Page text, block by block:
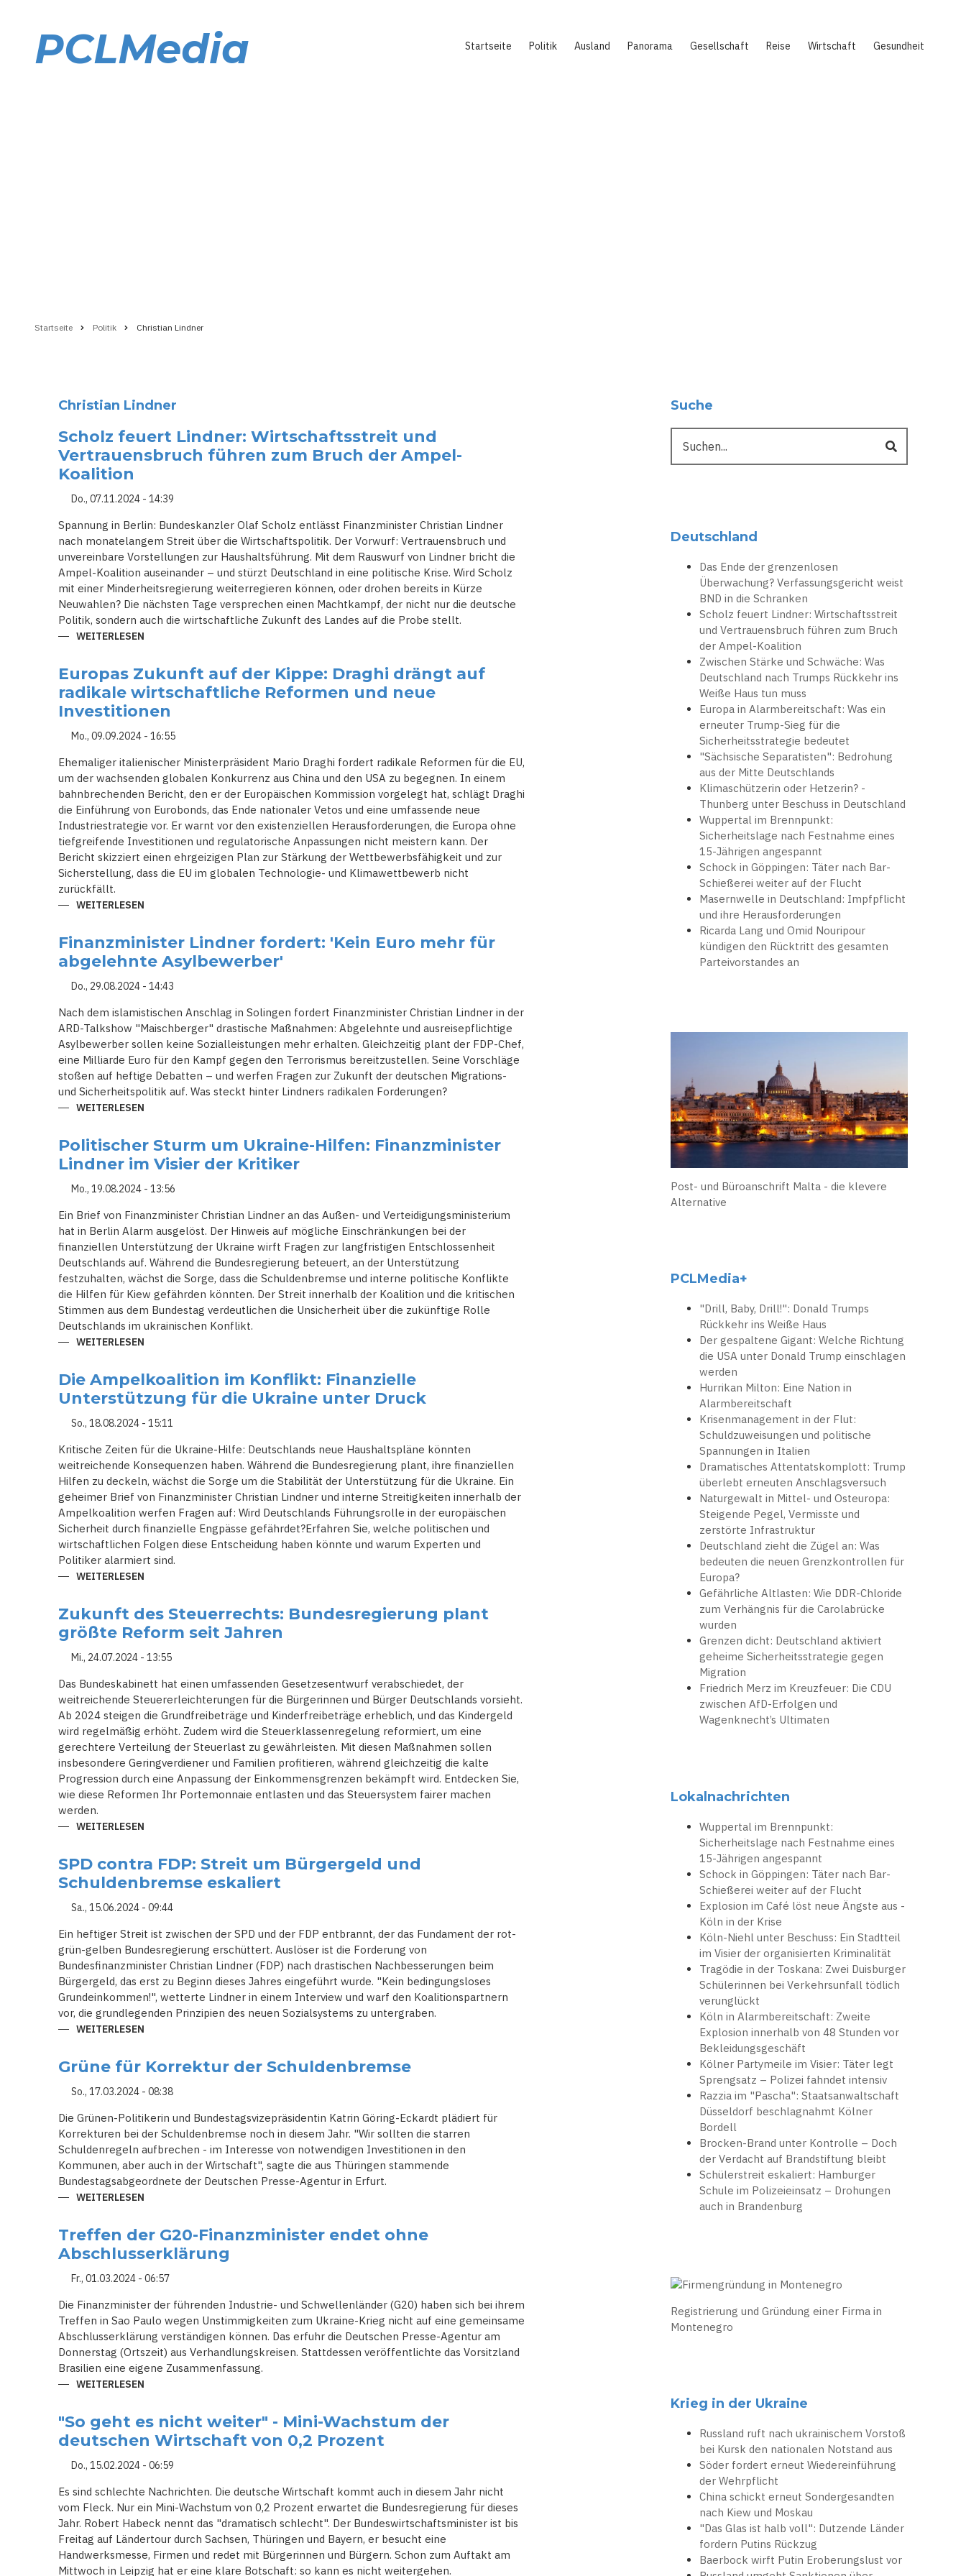
PCLMedia Startseite Politik Ausland Panorama Gesellschaft Reise Wirtschaft Gesundheit
Startseite Politik Christian Lindner
Christian Lindner
Scholz feuert Lindner: Wirtschaftsstreit und
Vertrauensbruch führen zum Bruch der Ampel-
Koalition
Do., 07.11.2024 - 14:39
Spannung in Berlin: Bundeskanzler Olaf Scholz entlässt Finanzminister Christian Lindner
nach monatelangem Streit über die Wirtschaftspolitik. Der Vorwurf: Vertrauensbruch und
unvereinbare Vorstellungen zur Haushaltsführung. Mit dem Rauswurf von Lindner bricht die
Ampel-Koalition auseinander – und stürzt Deutschland in eine politische Krise. Wird Scholz
mit einer Minderheitsregierung weiterregieren können, oder drohen bereits in Kürze
Neuwahlen? Die nächsten Tage versprechen einen Machtkampf, der nicht nur die deutsche
Politik, sondern auch die wirtschaftliche Zukunft des Landes auf die Probe stellt.
WEITERLESEN
LINDNER:
WIRTSCHAFTSSTREIT
UND
VERTRAUENSBRUCH
FÜHREN
ZUM
DER
KOALITION
Europas Zukunft auf der Kippe: Draghi drängt auf
radikale wirtschaftliche Reformen und neue
Investitionen
Mo., 09.09.2024 - 16:55
Ehemaliger italienischer Ministerpräsident Mario Draghi fordert radikale Reformen für die EU,
um der wachsenden globalen Konkurrenz aus China und den USA zu begegnen. In einem
bahnbrechenden Bericht, den er der Europäischen Kommission vorgelegt hat, schlägt Draghi
die Einführung von Eurobonds, das Ende nationaler Vetos und eine umfassende neue
Industriestrategie vor. Er warnt vor den existenziellen Herausforderungen, die Europa ohne
tiefgreifende Investitionen und regulatorische Anpassungen nicht meistern kann. Der
Bericht skizziert einen ehrgeizigen Plan zur Stärkung der Wettbewerbsfähigkeit und zur
Sicherstellung, dass die EU im globalen Technologie- und Klimawettbewerb nicht
zurückfällt.
WEITERLESEN
AUF
DER
KIPPE:
DRAGHI
AUF
WIRTSCHAFTLICHE
REFORMEN
UND
NEUE
INVESTITIONEN
Finanzminister Lindner fordert: 'Kein Euro mehr für
abgelehnte Asylbewerber'
Do., 29.08.2024 - 14:43
Nach dem islamistischen Anschlag in Solingen fordert Finanzminister Christian Lindner in der
ARD-Talkshow "Maischberger" drastische Maßnahmen: Abgelehnte und ausreisepflichtige
Asylbewerber sollen keine Sozialleistungen mehr erhalten. Gleichzeitig plant der FDP-Chef,
eine Milliarde Euro für den Kampf gegen den Terrorismus bereitzustellen. Seine Vorschläge
stoßen auf heftige Debatten – und werfen Fragen zur Zukunft der deutschen Migrations-
und Sicherheitspolitik auf. Was steckt hinter Lindners radikalen Forderungen?
WEITERLESEN
FORDERT:
'KEIN
EURO
MEHR
ABGELEHNTE
Politischer Sturm um Ukraine-Hilfen: Finanzminister
Lindner im Visier der Kritiker
Mo., 19.08.2024 - 13:56
Ein Brief von Finanzminister Christian Lindner an das Außen- und Verteidigungsministerium
hat in Berlin Alarm ausgelöst. Der Hinweis auf mögliche Einschränkungen bei der
finanziellen Unterstützung der Ukraine wirft Fragen zur langfristigen Entschlossenheit
Deutschlands auf. Während die Bundesregierung beteuert, an der Unterstützung
festzuhalten, wächst die Sorge, dass die Schuldenbremse und interne politische Konflikte
die Hilfen für Kiew gefährden könnten. Der Streit innerhalb der Koalition und die kritischen
Stimmen aus dem Bundestag verdeutlichen die Unsicherheit über die zukünftige Rolle
Deutschlands im ukrainischen Konflikt.
WEITERLESEN
UM
UKRAINE-
HILFEN:
FINANZMINISTER
IM
DER
KRITIKER
Die Ampelkoalition im Konflikt: Finanzielle
Unterstützung für die Ukraine unter Druck
So., 18.08.2024 - 15:11
Kritische Zeiten für die Ukraine-Hilfe: Deutschlands neue Haushaltspläne könnten
weitreichende Konsequenzen haben. Während die Bundesregierung plant, ihre finanziellen
Hilfen zu deckeln, wächst die Sorge um die Stabilität der Unterstützung für die Ukraine. Ein
geheimer Brief von Finanzminister Christian Lindner und interne Streitigkeiten innerhalb der
Ampelkoalition werfen Fragen auf: Wird Deutschlands Führungsrolle in der europäischen
Sicherheit durch finanzielle Engpässe gefährdet?Erfahren Sie, welche politischen und
wirtschaftlichen Folgen diese Entscheidung haben könnte und warum Experten und
Politiker alarmiert sind.
WEITERLESEN
KONFLIKT:
FINANZIELLE
UNTERSTÜTZUNG
DIE
UNTER
DRUCK
Zukunft des Steuerrechts: Bundesregierung plant
größte Reform seit Jahren
Mi., 24.07.2024 - 13:55
Das Bundeskabinett hat einen umfassenden Gesetzesentwurf verabschiedet, der
weitreichende Steuererleichterungen für die Bürgerinnen und Bürger Deutschlands vorsieht.
Ab 2024 steigen die Grundfreibeträge und Kinderfreibeträge erheblich, und das Kindergeld
wird regelmäßig erhöht. Zudem wird die Steuerklassenregelung reformiert, um eine
gerechtere Verteilung der Steuerlast zu gewährleisten. Mit diesen Maßnahmen sollen
insbesondere Geringverdiener und Familien profitieren, während gleichzeitig die kalte
Progression durch eine Anpassung der Einkommensgrenzen bekämpft wird. Entdecken Sie,
wie diese Reformen Ihr Portemonnaie entlasten und das Steuersystem fairer machen
werden.
WEITERLESEN
STEUERRECHTS:
BUNDESREGIERUNG
PLANT
GRÖSSTE R
EIT J
SPD contra FDP: Streit um Bürgergeld und
Schuldenbremse eskaliert
Sa., 15.06.2024 - 09:44
Ein heftiger Streit ist zwischen der SPD und der FDP entbrannt, der das Fundament der rot-
grün-gelben Bundesregierung erschüttert. Auslöser ist die Forderung von
Bundesfinanzminister Christian Lindner (FDP) nach drastischen Nachbesserungen beim
Bürgergeld, das erst zu Beginn dieses Jahres eingeführt wurde. "Kein bedingungsloses
Grundeinkommen!", wetterte Lindner in einem Interview und warf den Koalitionspartnern
vor, die grundlegenden Prinzipien des neuen Sozialsystems zu untergraben.
WEITERLESEN
FDP:
STREIT
BÜRGERGELD
UND
ESKALIERT
Grüne für Korrektur der Schuldenbremse
So., 17.03.2024 - 08:38
Die Grünen-Politikerin und Bundestagsvizepräsidentin Katrin Göring-Eckardt plädiert für
Korrekturen bei der Schuldenbremse noch in diesem Jahr. "Wir sollten die starren
Schuldenregeln aufbrechen - im Interesse von notwendigen Investitionen in den
Kommunen, aber auch in der Wirtschaft", sagte die aus Thüringen stammende
Bundestagsabgeordnete der Deutschen Presse-Agentur in Erfurt.
WEITERLESEN
KORREKTUR
DER
SCHULDENBREMSE
Treffen der G20-Finanzminister endet ohne
Abschlusserklärung
Fr., 01.03.2024 - 06:57
Die Finanzminister der führenden Industrie- und Schwellenländer (G20) haben sich bei ihrem
Treffen in Sao Paulo wegen Unstimmigkeiten zum Ukraine-Krieg nicht auf eine gemeinsame
Abschlusserklärung verständigen können. Das erfuhr die Deutschen Presse-Agentur am
Donnerstag (Ortszeit) aus Verhandlungskreisen. Stattdessen veröffentlichte das Vorsitzland
Brasilien eine eigene Zusammenfassung.
WEITERLESEN
FINANZMINISTER
ENDET
OHNE
"So geht es nicht weiter" - Mini-Wachstum der
deutschen Wirtschaft von 0,2 Prozent
Do., 15.02.2024 - 06:59
Es sind schlechte Nachrichten. Die deutsche Wirtschaft kommt auch in diesem Jahr nicht
vom Fleck. Nur ein Mini-Wachstum von 0,2 Prozent erwartet die Bundesregierung für dieses
Jahr. Robert Habeck nennt das "dramatisch schlecht". Der Bundeswirtschaftsminister ist bis
Freitag auf Ländertour durch Sachsen, Thüringen und Bayern, er besucht eine
Handwerksmesse, Firmen und redet mit Bürgerinnen und Bürgern. Schon zum Auftakt am
Mittwoch in Leipzig hat er eine klare Botschaft: so kann es nicht weitergehen.
Suche
Deutschland
Das Ende der grenzenlosen
Überwachung? Verfassungsgericht weist
BND in die Schranken
Scholz feuert Lindner: Wirtschaftsstreit
und Vertrauensbruch führen zum Bruch
der Ampel-Koalition
Zwischen Stärke und Schwäche: Was
Deutschland nach Trumps Rückkehr ins
Weiße Haus tun muss
Europa in Alarmbereitschaft: Was ein
erneuter Trump-Sieg für die
Sicherheitsstrategie bedeutet
"Sächsische Separatisten": Bedrohung
aus der Mitte Deutschlands
Klimaschützerin oder Hetzerin? -
Thunberg unter Beschuss in Deutschland
Wuppertal im Brennpunkt:
Sicherheitslage nach Festnahme eines
15-Jährigen angespannt
Schock in Göppingen: Täter nach Bar-
Schießerei weiter auf der Flucht
Masernwelle in Deutschland: Impfpflicht
und ihre Herausforderungen
Ricarda Lang und Omid Nouripour
kündigen den Rücktritt des gesamten
Parteivorstandes an
Post- und Büroanschrift Malta - die klevere
Alternative
PCLMedia+
"Drill, Baby, Drill!": Donald Trumps
Rückkehr ins Weiße Haus
Der gespaltene Gigant: Welche Richtung
die USA unter Donald Trump einschlagen
werden
Hurrikan Milton: Eine Nation in
Alarmbereitschaft
Krisenmanagement in der Flut:
Schuldzuweisungen und politische
Spannungen in Italien
Dramatisches Attentatskomplott: Trump
überlebt erneuten Anschlagsversuch
Naturgewalt in Mittel- und Osteuropa:
Steigende Pegel, Vermisste und
zerstörte Infrastruktur
Deutschland zieht die Zügel an: Was
bedeuten die neuen Grenzkontrollen für
Europa?
Gefährliche Altlasten: Wie DDR-Chloride
zum Verhängnis für die Carolabrücke
wurden
Grenzen dicht: Deutschland aktiviert
geheime Sicherheitsstrategie gegen
Migration
Friedrich Merz im Kreuzfeuer: Die CDU
zwischen AfD-Erfolgen und
Wagenknecht’s Ultimaten
Lokalnachrichten
Wuppertal im Brennpunkt:
Sicherheitslage nach Festnahme eines
15-Jährigen angespannt
Schock in Göppingen: Täter nach Bar-
Schießerei weiter auf der Flucht
Explosion im Café löst neue Ängste aus -
Köln in der Krise
Köln-Niehl unter Beschuss: Ein Stadtteil
im Visier der organisierten Kriminalität
Tragödie in der Toskana: Zwei Duisburger
Schülerinnen bei Verkehrsunfall tödlich
verunglückt
Köln in Alarmbereitschaft: Zweite
Explosion innerhalb von 48 Stunden vor
Bekleidungsgeschäft
Kölner Partymeile im Visier: Täter legt
Sprengsatz – Polizei fahndet intensiv
Razzia im "Pascha": Staatsanwaltschaft
Düsseldorf beschlagnahmt Kölner
Bordell
Brocken-Brand unter Kontrolle – Doch
der Verdacht auf Brandstiftung bleibt
Schülerstreit eskaliert: Hamburger
Schule im Polizeieinsatz – Drohungen
auch in Brandenburg
Registrierung und Gründung einer Firma in
Montenegro
Krieg in der Ukraine
Russland ruft nach ukrainischem Vorstoß
bei Kursk den nationalen Notstand aus
Söder fordert erneut Wiedereinführung
der Wehrpflicht
China schickt erneut Sondergesandten
nach Kiew und Moskau
"Das Glas ist halb voll": Dutzende Länder
fordern Putins Rückzug
Baerbock wirft Putin Eroberungslust vor